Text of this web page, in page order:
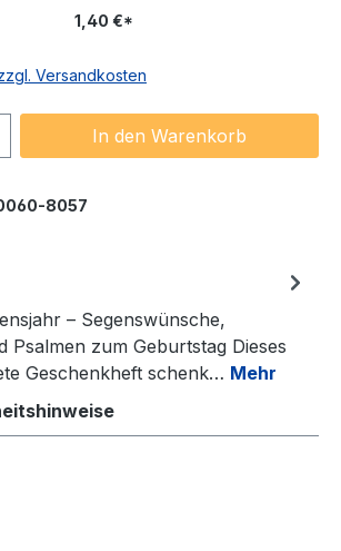
1,40 €*
Versandkosten
Gib den
In den Warenkorb
8057
– Segenswünsche,
Psalmen zum Geburtstag Dieses
Geschenkheft schenk… Mehr